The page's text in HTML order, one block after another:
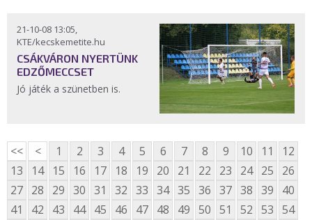
21-10-08 13:05,
KTE/kecskemetite.hu
CSÁKVÁRON NYERTÜNK
EDZŐMECCSET
Jó játék a szünetben is.
<< < 1 2 3 4 5 6 7 8 9 10 11
12
13
14 15 16 17 18 19 20 21 22 23 24 25
26
27 28 29 30 31 32 33 34 35 36 37 38 39
40
41
42 43 44 45 46 47 48 49 50 51 52 53 54